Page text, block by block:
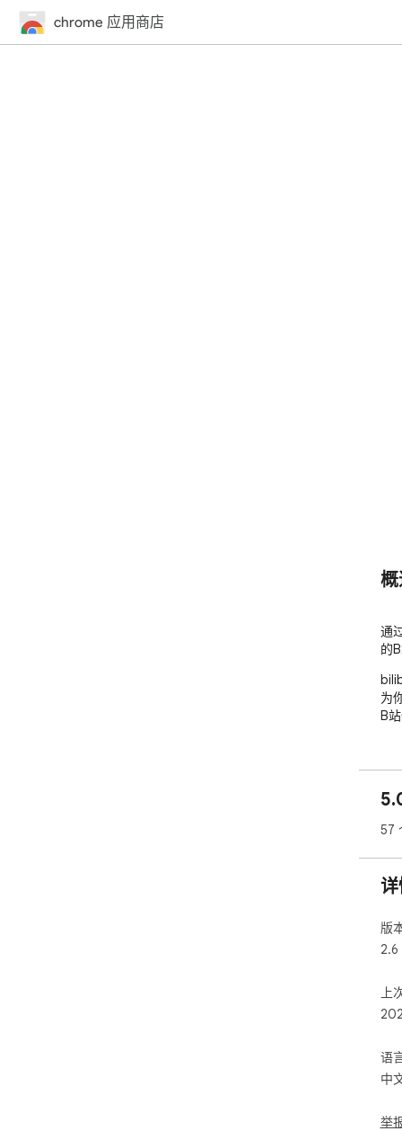
chrome 应用商店
通
的
为
B
57
版
2.6
上
举
语
中